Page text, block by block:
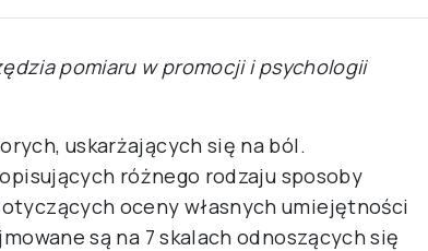
pomiaru w promocji i psychologii
uskarżających się na ból.
różnego rodzaju sposoby
oceny własnych umiejętności
są na 7 skalach odnoszących się